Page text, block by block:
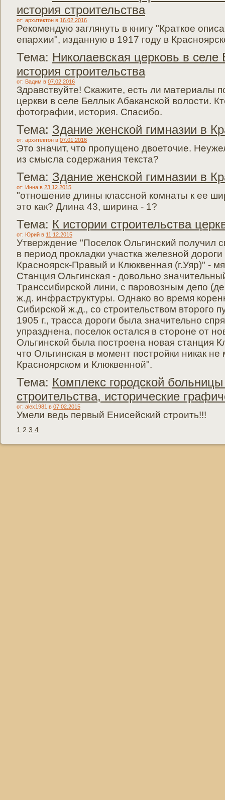
история строительства
от: архитектон в 16.02.2016
Рекомендую заглянуть в книгу "Краткое
епархии", изданную в 1917 году в
Тема: Николаевская церковь в
история строительства
от: Вадим в 07.02.2016
Здравствуйте! Скажите, есть ли материалы
церкви в селе Беллык Абаканской волости.
фотографии, история. Спасибо.
Тема: Здание женской гимназии в
от: архитектон в 07.01.2016
Это значит, что пропущено двоеточие.
из смысла содержания текста?
Тема: Здание женской гимназии в
от: Инна в 23.12.2015
"отношение длины классной комнаты к ее
это как? Длина 43, ширина - 1?
Тема: К истории строительства
от: Юрий в 11.12.2015
Утверждение "Поселок Ольгинский получил
в период прокладки участка железной
Красноярск-Правый и Клюквенная (г.Уяр)" -
Станция Ольгинская - довольно
Транссибирской лини, с паровозным депо
ж.д. инфраструктуры. Однако во время
Сибирской ж.д., со строительством второго
1905 г., трасса дороги была значительно
упразднена, поселок остался в стороне от
Ольгинской была построена новая станция
что Ольгинская в момент постройки никак
Красноярском и Клюквенной".
Тема: Комплекс городской
строительства, исторические
от: alex1981 в 07.02.2015
Умели ведь первый Енисейский строить!!!
1 2 3 4